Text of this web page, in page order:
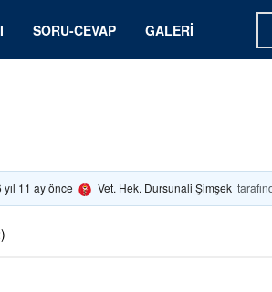
SORU-CEVAP GALERI
yıl 11 ay önce Vet. Hek. Dursunali Şimşek